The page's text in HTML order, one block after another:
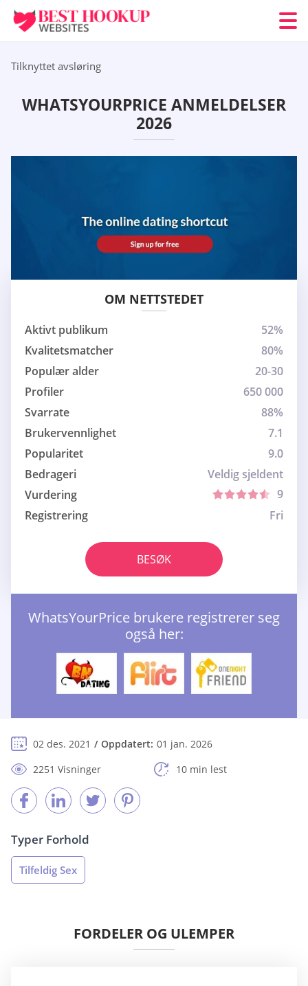
Tilknyttet avsløring
WHATSYOURPRICE ANMELDELSER
2026
OM NETTSTEDET
Aktivt publikum
52%
Kvalitetsmatcher
80%
Populær alder
20-30
Profiler
650 000
Svarrate
88%
Brukervennlighet
7.1
Popularitet
9.0
Bedrageri
Veldig sjeldent
Vurdering
9
Registrering
Fri
BESØK
WhatsYourPrice brukere registrerer seg
også her:
02 des. 2021 Oppdatert: 01 jan. 2026
2251 Visninger
10 min lest
Typer Forhold
Tilfeldig Sex
FORDELER OG ULEMPER